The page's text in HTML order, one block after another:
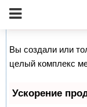
Как
Вы создали или
целый комплекс
Ускорение